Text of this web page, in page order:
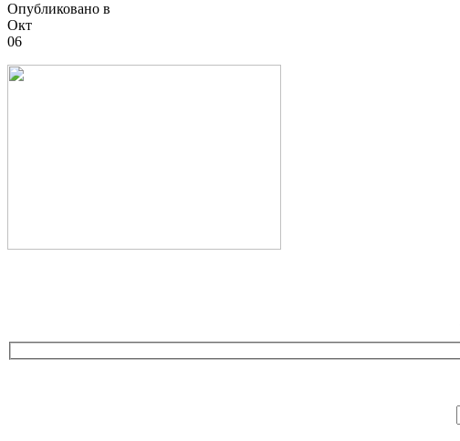
Опубликовано в
Окт
06